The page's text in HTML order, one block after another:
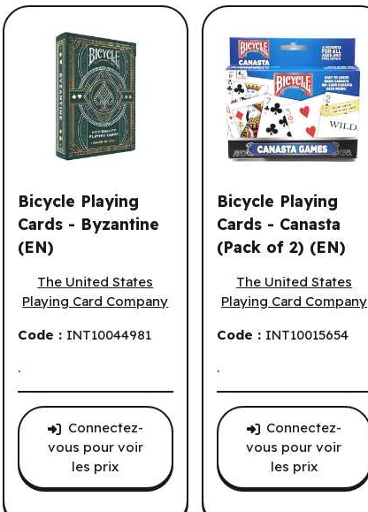
Bicycle Playing
Cards - Byzantine
(EN)
The United States
Playing Card Company
Code : INT10044981
.
Connectez-
vous pour voir
les prix
Bicycle Playing
Cards - Canasta
(Pack of 2) (EN)
The United States
Playing Card Company
Code : INT10015654
.
Connectez-
vous pour voir
les prix